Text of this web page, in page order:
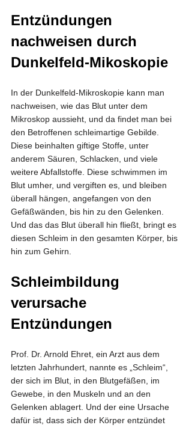
Entzündungen
nachweisen durch
Dunkelfeld-Mikoskopie
In der Dunkelfeld-Mikroskopie kann man
nachweisen, wie das Blut unter dem
Mikroskop aussieht, und da findet man bei
den Betroffenen schleimartige Gebilde.
Diese beinhalten giftige Stoffe, unter
anderem Säuren, Schlacken, und viele
weitere Abfallstoffe. Diese schwimmen im
Blut umher, und vergiften es, und bleiben
überall hängen, angefangen von den
Gefäßwänden, bis hin zu den Gelenken.
Und das das Blut überall hin fließt, bringt es
diesen Schleim in den gesamten Körper, bis
hin zum Gehirn.
Schleimbildung
verursache
Entzündungen
Prof. Dr. Arnold Ehret, ein Arzt aus dem
letzten Jahrhundert, nannte es „Schleim“,
der sich im Blut, in den Blutgefäßen, im
Gewebe, in den Muskeln und an den
Gelenken ablagert. Und der eine Ursache
dafür ist, dass sich der Körper entzündet